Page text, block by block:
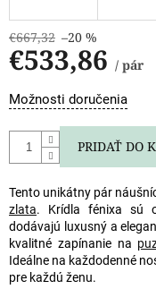
€667,32 –20 %
€533,86 / pár
Jednotková
cena:
Možnosti doručenia
PRIDAŤ DO
Tento unikátny pár
zlata. Krídla fénixa sú
dodávajú luxusný a
kvalitné zapínanie na
Ideálne na každodenné
pre každú ženu.